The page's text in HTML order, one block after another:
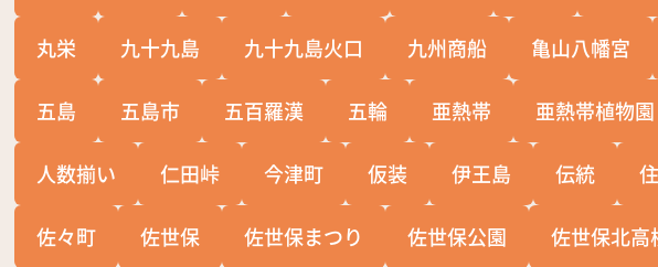
丸栄 九十九島 九十九島火口 九州商船 亀山八幡宮
五島 五島市 五百羅漢 五輪 亜熱帯 亜熱帯植物園
人数揃い 仁田峠 今津町 仮装 伊王島 伝統
佐々町 佐世保 佐世保まつり 佐世保公園 佐世保北高